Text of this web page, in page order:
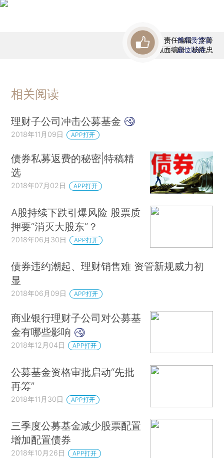
责任编辑：李箐
版面编辑：杨胜忠
首席赞赏官
虚位以待
相关阅读
理财子公司冲击公募基金
2018年11月09日 APP打开
债券私募返费的秘密|特稿精
选
2018年07月02日 APP打开
A股持续下跌引爆风险 股票质
押要“消灭大股东”？
2018年06月30日 APP打开
债券违约潮起、理财销售难 资管新规威力初
显
2018年06月09日 APP打开
商业银行理财子公司对公募基
金有哪些影响
2018年12月04日 APP打开
公募基金资格审批启动“先批
再筹”
2018年11月30日 APP打开
三季度公募基金减少股票配置
增加配置债券
2018年10月26日 APP打开